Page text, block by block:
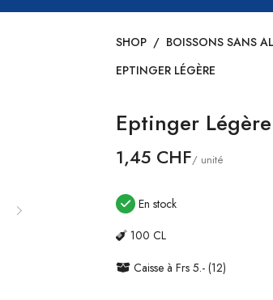
SHOP / BOISSONS SANS
EPTINGER LÉGÈRE
Eptinger Légère
1,45 CHF/ unité
En stock
100 CL
Caisse à Frs 5.- (12)